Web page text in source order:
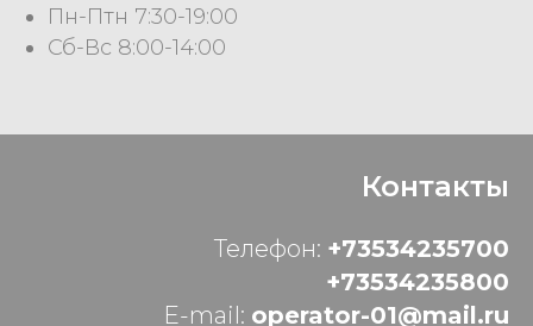
Пн-Птн 7:30-19:00
Сб-Вс 8:00-14:00
Контакты
Телефон: +73534235700
+73534235800
E-mail: operator-01@mail.ru